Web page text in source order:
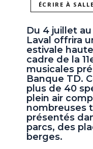
ÉCRIRE À
Du 4 juillet
Laval offrira
estivale
cadre de la
musicales
Banque TD.
plus de 40
plein air
nombreuses
présentés
parcs, des
berges.